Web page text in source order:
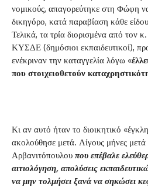
νομικούς, απαγορεύτηκε στη Φώφη
δικηγόρο, κατά παραβίαση κάθε
Τελικά, τα τρία διορισμένα από τον
ΚΥΣΔΕ (δημόσιοι εκπαιδευτικοί),
ενέκριναν την καταγγελία λόγω «
που στοιχειοθετούν
Κι αν αυτό ήταν το διοικητικό
ακολούθησε μετά. Λίγους μήνες
Αρβανιτόπουλου που επέβαλε
αιτιολόγηση, απολύσεις
να μην τολμήσει ξανά να σηκώσει